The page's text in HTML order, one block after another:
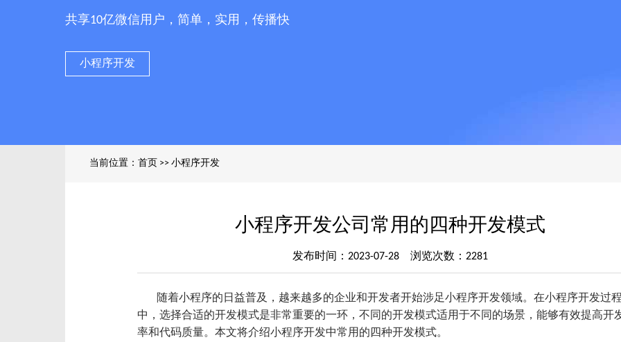
共享10亿微信用户，简单，实用，传播快
小程序开发
当前位置： 首页 >> 小程序开发
小程序开发公司常用的四种开发模式
发布时间：2023-07-28 浏览次数：2281
随着小程序的日益普及，越来越多的企业和开发者开始涉足小程序开发领域。在小程序开发过程
中，选择合适的开发模式是非常重要的一环，不同的开发模式适用于不同的场景，能够有效提高开
率和代码质量。本文将介绍小程序开发中常用的四种开发模式。